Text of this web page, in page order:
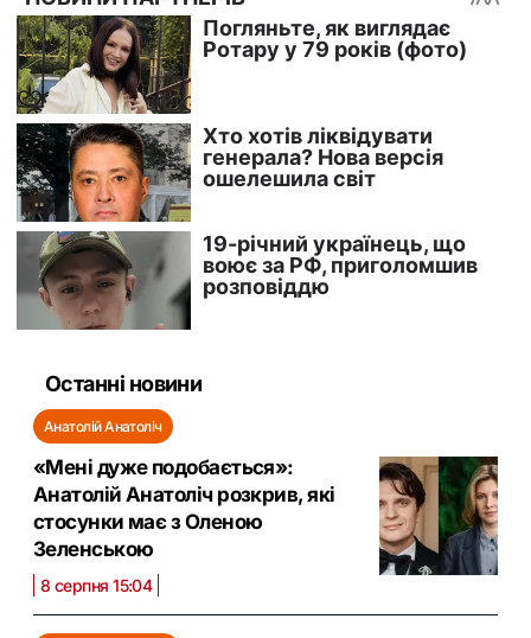
Останні новини
Анатолій Анатоліч
«Мені дуже подобається»:
Анатолій Анатоліч розкрив, які
стосунки має з Оленою
Зеленською
8 серпня 15:04